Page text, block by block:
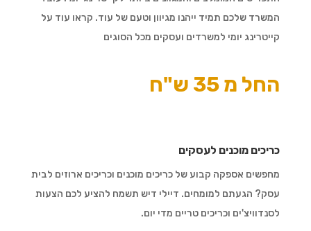
המשרד שלכם תמיד ייהנו מגיוון וטעם של עוד. קראו עוד על
קייטרינג יומי למשרדים ועסקים מכל הסוגים
החל מ 35 ש"ח
כריכים מוכנים לעסקים
מחפשים אספקה קבוע של כריכים מוכנים וכריכים ארוזים לבית
עסק? הגעתם למומחים. דיילי דיש תשמח להציע לכם הצעות
לסנדוויצ'ים וכריכים טריים מדי יום.